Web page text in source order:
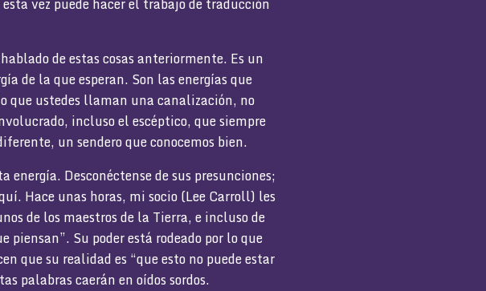
de estas cosas anteriormente. Es un
de la que esperan. Son las energías que
que ustedes llaman una canalización, no
incluso el escéptico, que siempre
un sendero que conocemos bien.
Desconéctense de sus presunciones;
Hace unas horas, mi socio (Lee Carroll) les
de los maestros de la Tierra, e incluso de
Su poder está rodeado por lo que
que su realidad es “que esto no puede estar
palabras caerán en oídos sordos.